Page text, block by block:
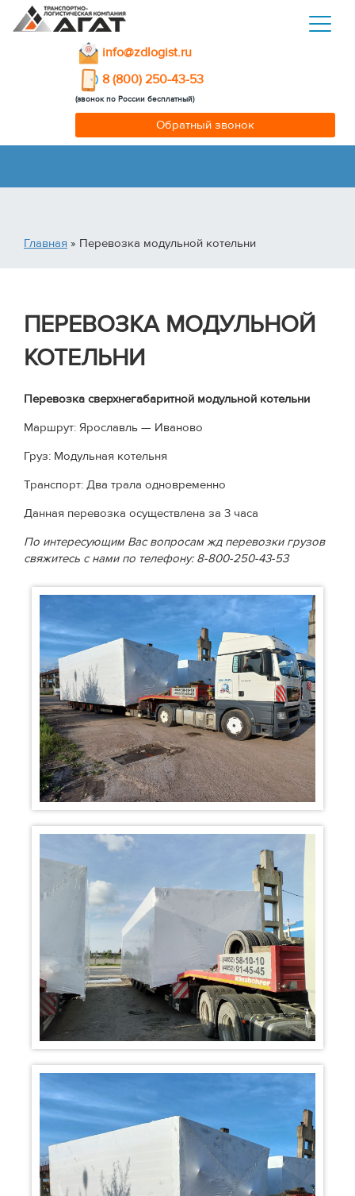
info@zdlogist.ru
8 (800) 250-43-53
(звонок по России бесплатный)
Обратный звонок
Главная » Перевозка модульной котельни
ПЕРЕВОЗКА МОДУЛЬНОЙ
КОТЕЛЬНИ
Перевозка сверхнегабаритной модульной котельни
Маршрут: Ярославль — Иваново
Груз: Модульная котельня
Транспорт: Два трала одновременно
Данная перевозка осуществлена за 3 часа
По интересующим Вас вопросам жд перевозки грузов
свяжитесь с нами по телефону: 8-800-250-43-53